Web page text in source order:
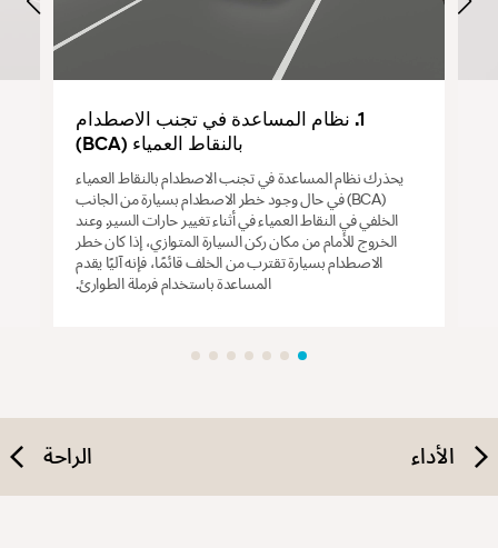
1. نظام المساعدة في تجنب الاصطدام
بالنقاط العمياء (BCA)
يحذرك نظام المساعدة في تجنب الاصطدام بالنقاط العمياء
(BCA) في حال وجود خطر الاصطدام بسيارة من الجانب
الخلفي في النقاط العمياء في أثناء تغيير حارات السير. وعند
الخروج للأمام من مكان ركن السيارة المتوازي، إذا كان خطر
الاصطدام بسيارة تقترب من الخلف قائمًا، فإنه آليًا يقدم
المساعدة باستخدام فرملة الطوارئ.
الأداء الراحة